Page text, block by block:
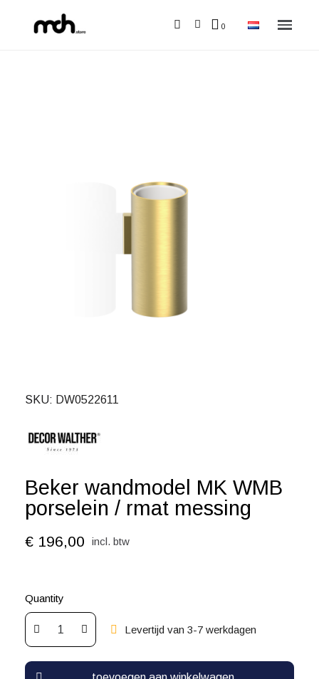
SKU DW0522611
Beker wandmodel MK WMB
porselein / rmat messing
€ 196,00 incl. btw
Quantity
Levertijd van 3-7 werkdagen